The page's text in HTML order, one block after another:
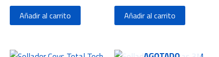
Añadir al carrito Añadir al carrito